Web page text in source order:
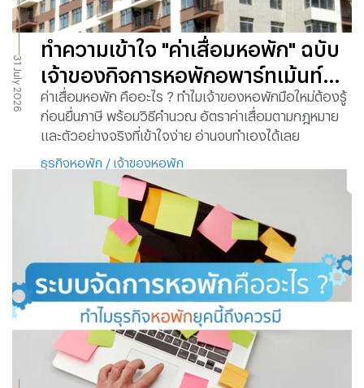
31 July 2026
ทำความเข้าใจ "ค่าเสื่อมหอพัก" ฉบับ
เจ้าของกิจการหอพักอพาร์ทเม้นท์มือ
ใหม่
ค่าเสื่อมหอพัก คืออะไร ? ทำไมเจ้าของหอพักมือใหม่ต้องรู้
ก่อนยื่นภาษี พร้อมวิธีคำนวณ อัตราค่าเสื่อมตามกฎหมาย
และตัวอย่างจริงที่เข้าใจง่าย อ่านจบทำเองได้เลย
ธุรกิจหอพัก / เจ้าของหอพัก